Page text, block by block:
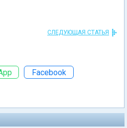
СЛЕДУЮЩАЯ СТАТЬЯ
Facebook